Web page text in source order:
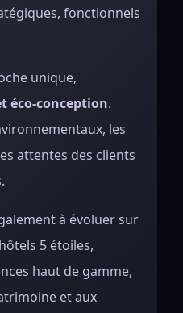
fonctionnels
unique,
éco-conception.
les
attentes des clients
à évoluer sur
5 étoiles,
haut de gamme,
et aux